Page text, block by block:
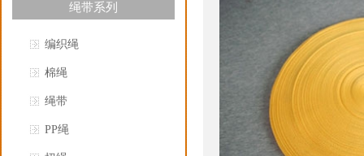
绳带系列
编织绳
棉绳
绳带
PP绳